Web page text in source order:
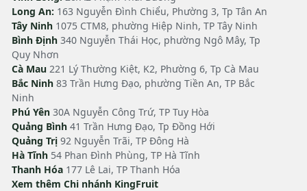
Long An: 163 Nguyễn Đình Chiểu, Phường 3, Tp Tân An
Tây Ninh 1075 CTM8, phường Hiệp Ninh, TP Tây Ninh
Bình Định 340 Nguyễn Thái Học, phường Ngô Mây, Tp
Quy Nhơn
Cà Mau 221 Lý Thường Kiệt, K2, Phường 6, Tp Cà Mau
Bắc Ninh 83 Trần Hưng Đạo, phường Tiền An, TP Bắc
Ninh
Phú Yên 30A Nguyễn Công Trứ, TP Tuy Hòa
Quảng Bình 41 Trần Hưng Đạo, Tp Đồng Hới
Quảng Trị 92 Nguyễn Trãi, TP Đông Hà
Hà Tĩnh 54 Phan Đình Phùng, TP Hà Tĩnh
Thanh Hóa 177 Lê Lai, TP Thanh Hóa
Xem thêm Chi nhánh KingFruit